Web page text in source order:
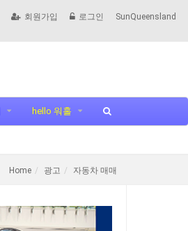
회원가입 로그인 SunQueensland
hello 워홀
Home 광고 자동차 매매